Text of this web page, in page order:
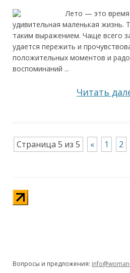
Лето — это время
удивительная маленькая жизнь.
таким выражением. Чаще всего
удается пережить и
положительных моментов и
воспоминаний ...
Читать
Страница 5 из 5 « 1 2
Вопросы и предложения: